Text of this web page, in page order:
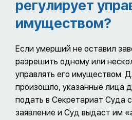
регулирует
имуществом?
Если умерший не оставил
разрешить одному или
управлять его имуществом.
произошло, указанные лица
подать в Секретариат Суда
заявление и Суд выдаст им